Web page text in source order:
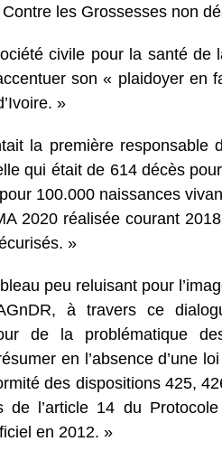
les Grossesses non
civile pour la santé de
son « plaidoyer en
»
la première responsable
qui était de 614 décès
100.000 naissances
2020 réalisée courant
»
peu reluisant pour
à travers ce
de la problématique
en l’absence d’une
des dispositions 425,
de l’article 14 du
en 2012. »